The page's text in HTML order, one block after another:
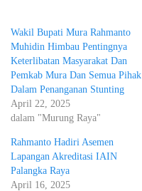
Wakil Bupati Mura Rahmanto
Muhidin Himbau Pentingnya
Keterlibatan Masyarakat Dan
Pemkab Mura Dan Semua Pihak
Dalam Penanganan Stunting
April 22, 2025
dalam "Murung Raya"
Rahmanto Hadiri Asemen
Lapangan Akreditasi IAIN
Palangka Raya
April 16, 2025